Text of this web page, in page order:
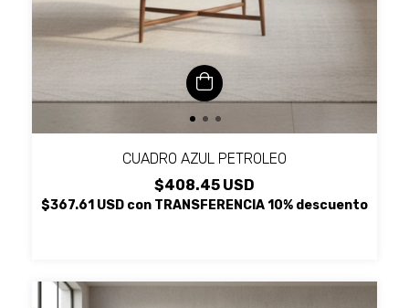
CUADRO AZUL PETROLEO
$408.45 USD
$367.61 USD con TRANSFERENCIA 10% descuento